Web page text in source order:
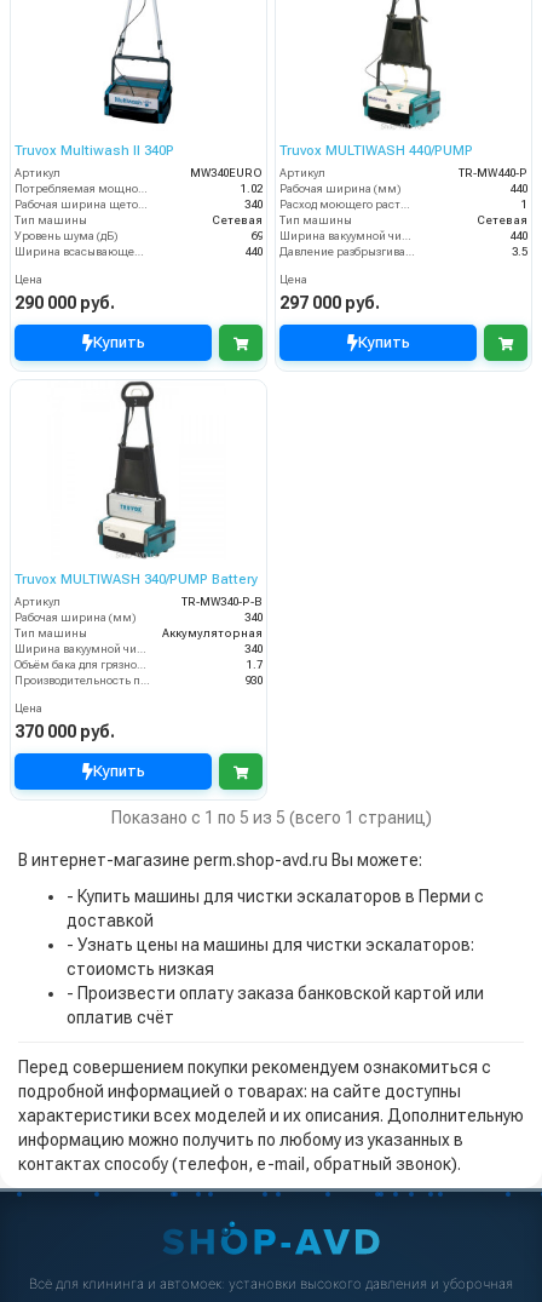
Truvox Multiwash II 340P
Артикул
MW340EURO
Потребляемая мощность (кВт)
1.02
Рабочая ширина щеток (мм)
340
Тип машины
Сетевая
Уровень шума (дБ)
69
Ширина всасывающей балки (мм)
440
Цена
290 000 руб.
Купить
Truvox MULTIWASH 440/PUMP
Артикул
TR-MW440-P
Рабочая ширина (мм)
440
Расход моющего раствора (л/мин)
1
Тип машины
Сетевая
Ширина вакуумной чистки (мм)
440
Давление разбрызгивания моющего раствора (бар)
3.5
Цена
297 000 руб.
Купить
Truvox MULTIWASH 340/PUMP Battery
Артикул
TR-MW340-P-B
Рабочая ширина (мм)
340
Тип машины
Аккумуляторная
Ширина вакуумной чистки (мм)
340
Объём бака для грязной воды (пыли) (л)
1.7
Производительность по площади (м2/ч)
930
Цена
370 000 руб.
Купить
Показано с 1 по 5 из 5 (всего 1 страниц)
В интернет-магазине perm.shop-avd.ru Вы можете:
- Купить машины для чистки эскалаторов в Перми с
доставкой
- Узнать цены на машины для чистки эскалаторов:
стоиомсть низкая
- Произвести оплату заказа банковской картой или
оплатив счёт
Перед совершением покупки рекомендуем ознакомиться с
подробной информацией о товарах: на сайте доступны
характеристики всех моделей и их описания. Дополнительную
информацию можно получить по любому из указанных в
контактах способу (телефон, e-mail, обратный звонок).
Всё для клининга и автомоек: установки высокого давления и уборочная